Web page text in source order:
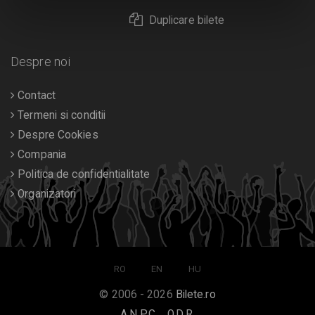
Duplicare bilete
Despre noi
Contact
Termeni si conditii
Despre Cookies
Compania
Politica de confidentialitate
Organizatori
RO EN HU
© 2006 - 2026 Bilete.ro